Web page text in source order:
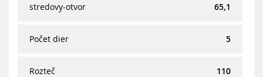
stredovy-otvor 65,1
Počet dier 5
Rozteč 110